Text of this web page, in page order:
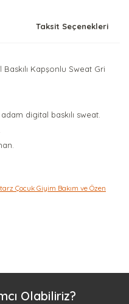
Taksit Seçenekleri
Kapşonlu Sweat Gri
digital baskılı sweat.
Çocuk Giyim Bakım ve Özen
Olabiliriz?